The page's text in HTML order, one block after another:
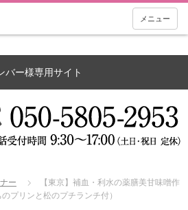
メニュー
バー様専用サイト
ー
【東京】補血・利水の薬膳美甘味噌作
プリンと松のプチランチ付）